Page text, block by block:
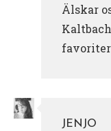
Älskar
JENJO